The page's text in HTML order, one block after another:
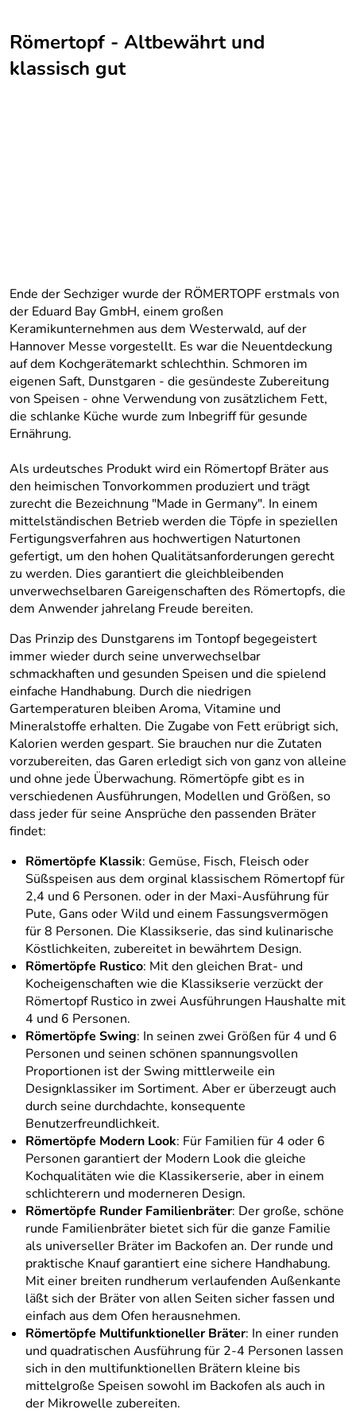
Römertopf - Altbewährt und
klassisch gut
Ende der Sechziger wurde der RÖMERTOPF erstmals von
der Eduard Bay GmbH, einem großen
Keramikunternehmen aus dem Westerwald, auf der
Hannover Messe vorgestellt. Es war die Neuentdeckung
auf dem Kochgerätemarkt schlechthin. Schmoren im
eigenen Saft, Dunstgaren - die gesündeste Zubereitung
von Speisen - ohne Verwendung von zusätzlichem Fett,
die schlanke Küche wurde zum Inbegriff für gesunde
Ernährung.
Als urdeutsches Produkt wird ein Römertopf Bräter aus
den heimischen Tonvorkommen produziert und trägt
zurecht die Bezeichnung "Made in Germany". In einem
mittelständischen Betrieb werden die Töpfe in speziellen
Fertigungsverfahren aus hochwertigen Naturtonen
gefertigt, um den hohen Qualitätsanforderungen gerecht
zu werden. Dies garantiert die gleichbleibenden
unverwechselbaren Gareigenschaften des Römertopfs, die
dem Anwender jahrelang Freude bereiten.
Das Prinzip des Dunstgarens im Tontopf begegeistert
immer wieder durch seine unverwechselbar
schmackhaften und gesunden Speisen und die spielend
einfache Handhabung. Durch die niedrigen
Gartemperaturen bleiben Aroma, Vitamine und
Mineralstoffe erhalten. Die Zugabe von Fett erübrigt sich,
Kalorien werden gespart. Sie brauchen nur die Zutaten
vorzubereiten, das Garen erledigt sich von ganz von alleine
und ohne jede Überwachung. Römertöpfe gibt es in
verschiedenen Ausführungen, Modellen und Größen, so
dass jeder für seine Ansprüche den passenden Bräter
findet:
Römertöpfe Klassik: Gemüse, Fisch, Fleisch oder
Süßspeisen aus dem orginal klassischem Römertopf für
2,4 und 6 Personen. oder in der Maxi-Ausführung für
Pute, Gans oder Wild und einem Fassungsvermögen
für 8 Personen. Die Klassikserie, das sind kulinarische
Köstlichkeiten, zubereitet in bewährtem Design.
Römertöpfe Rustico: Mit den gleichen Brat- und
Kocheigenschaften wie die Klassikserie verzückt der
Römertopf Rustico in zwei Ausführungen Haushalte mit
4 und 6 Personen.
Römertöpfe Swing: In seinen zwei Größen für 4 und 6
Personen und seinen schönen spannungsvollen
Proportionen ist der Swing mittlerweile ein
Designklassiker im Sortiment. Aber er überzeugt auch
durch seine durchdachte, konsequente
Benutzerfreundlichkeit.
Römertöpfe Modern Look: Für Familien für 4 oder 6
Personen garantiert der Modern Look die gleiche
Kochqualitäten wie die Klassikerserie, aber in einem
schlichterern und moderneren Design.
Römertöpfe Runder Familienbräter: Der große, schöne
runde Familienbräter bietet sich für die ganze Familie
als universeller Bräter im Backofen an. Der runde und
praktische Knauf garantiert eine sichere Handhabung.
Mit einer breiten rundherum verlaufenden Außenkante
läßt sich der Bräter von allen Seiten sicher fassen und
einfach aus dem Ofen herausnehmen.
Römertöpfe Multifunktioneller Bräter: In einer runden
und quadratischen Ausführung für 2-4 Personen lassen
sich in den multifunktionellen Brätern kleine bis
mittelgroße Speisen sowohl im Backofen als auch in
der Mikrowelle zubereiten.